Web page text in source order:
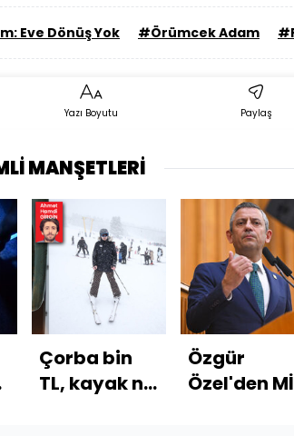
Eve Dönüş Yok #Örümcek Adam
Yazı Boyutu Paylaş
MANŞETLERİ
Çorba bin
TL, kayak ne
Özgür
Özel'den